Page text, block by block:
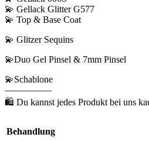
💫 Gellack Glitter G577
💫 Top & Base Coat
💫 Glitzer Sequins
💫Duo Gel Pinsel & 7mm Pinsel
💫Schablone
—————
🛍 Du kannst jedes Produkt bei uns
Behandlung